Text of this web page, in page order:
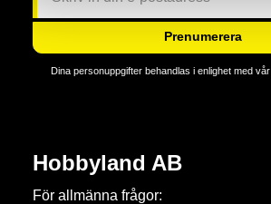
Prenumerera
Dina personuppgifter behandlas i enlighet med vår
Hobbyland AB
För allmänna frågor: